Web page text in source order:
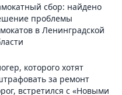
сбор: найдено
проблемы
в Ленинградской
которого хотят
за ремонт
встретился с «Новыми